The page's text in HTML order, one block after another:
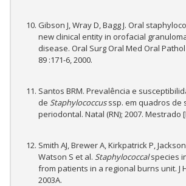
Gibson J, Wray D, Bagg J. Oral
new clinical entity in orofacial
disease. Oral Surg Oral Med Oral
89 :171-6, 2000.
Santos BRM. Prevalência e
de Staphylococcusssp. em quadros de
periodontal. Natal (RN); 2007. Mestrado
Smith AJ, Brewer A, Kirkpatrick P,
Watson S et al. Staphylococcalspecies
from patients in a regional burns unit. J
2003A.